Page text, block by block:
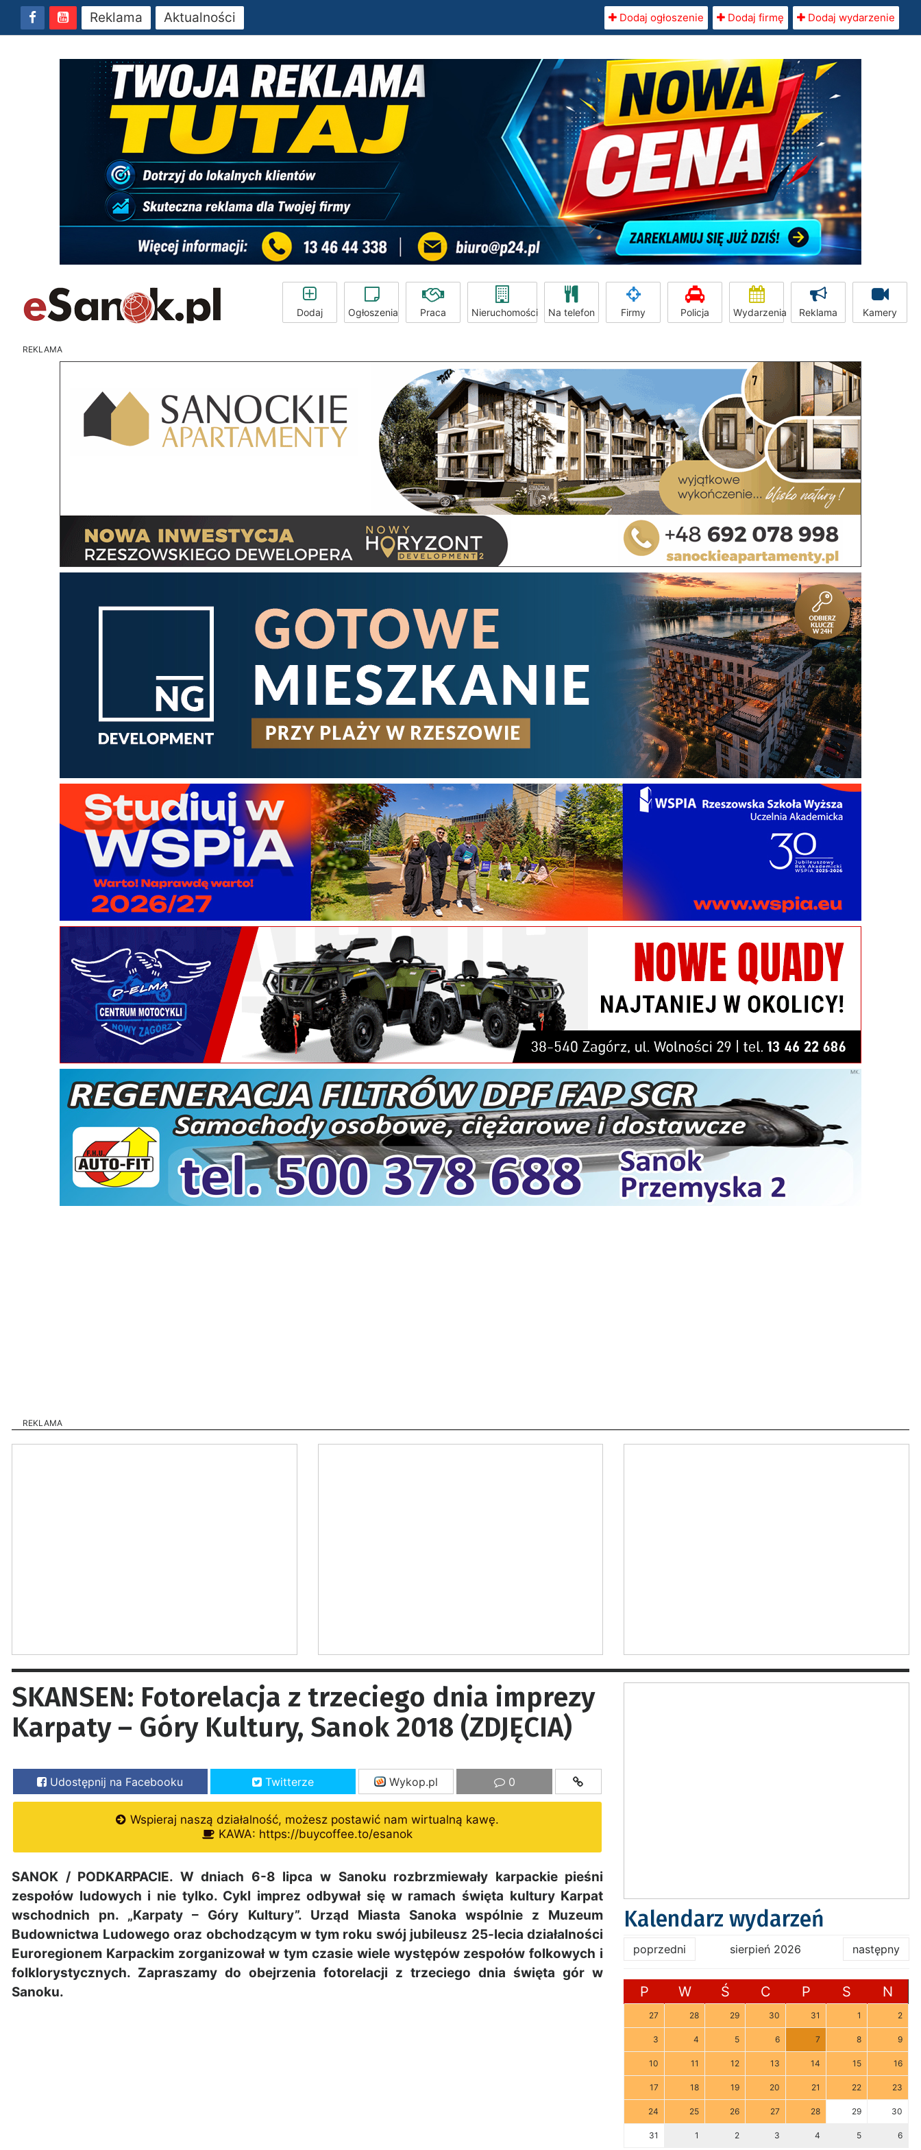
Reklama Aktualności Dodaj ogłoszenie Dodaj firmę Dodaj wydarzenie
Dodaj Ogłoszenia Praca Nieruchomości Na telefon Firmy Policja Wydarzenia Reklama Kamery
REKLAMA
REKLAMA
SKANSEN: Fotorelacja z trzeciego dnia imprezy
Karpaty – Góry Kultury, Sanok 2018 (ZDJĘCIA)
Udostępnij na Facebooku Twitterze Wykop.pl 0
Wspieraj naszą działalność, możesz postawić nam wirtualną kawę.
KAWA: https://buycoffee.to/esanok
SANOK / PODKARPACIE. W dniach 6-8 lipca w Sanoku rozbrzmiewały karpackie pieśni
zespołów ludowych i nie tylko. Cykl imprez odbywał się w ramach święta kultury Karpat
wschodnich pn. „Karpaty – Góry Kultury”. Urząd Miasta Sanoka wspólnie z Muzeum
Budownictwa Ludowego oraz obchodzącym w tym roku swój jubileusz 25-lecia działalności
Euroregionem Karpackim zorganizował w tym czasie wiele występów zespołów folkowych i
folklorystycznych. Zapraszamy do obejrzenia fotorelacji z trzeciego dnia święta gór w
Sanoku.
Kalendarz wydarzeń
poprzedni sierpień 2026 następny
P W Ś C P S N
27 28 29 30 31 1 2
3 4 5 6 7 8 9
10 11 12 13 14 15 16
17 18 19 20 21 22 23
24 25 26 27 28 29 30
31 1 2 3 4 5 6